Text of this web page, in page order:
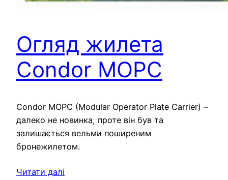
Огляд жилета
Condor MOPC
Condor MOPC (Modular Operator Plate Carrier) –
далеко не новинка, проте він був та
залишається вельми поширеним
бронежилетом.
Читати далі